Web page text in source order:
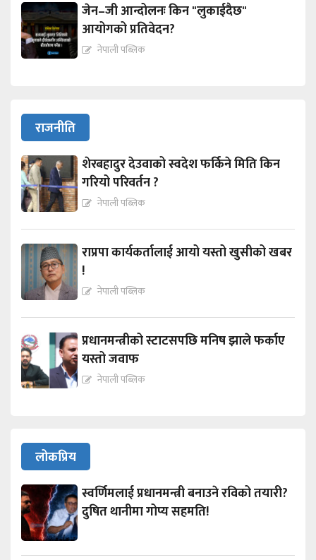
जेन–जी आन्दोलनः किन "लुकाईदैछ"
आयोगको प्रतिवेदन?
नेपाली पब्लिक
राजनीति
शेरबहादुर देउवाको स्वदेश फर्किने मिति किन
गरियो परिवर्तन ?
नेपाली पब्लिक
राप्रपा कार्यकर्तालाई आयो यस्तो खुसीको खबर
!
नेपाली पब्लिक
प्रधानमन्त्रीको स्टाटसपछि मनिष झाले फर्काए
यस्तो जवाफ
नेपाली पब्लिक
लोकप्रिय
स्वर्णिमलाई प्रधानमन्त्री बनाउने रविको तयारी?
दुषित थानीमा गोप्य सहमति!